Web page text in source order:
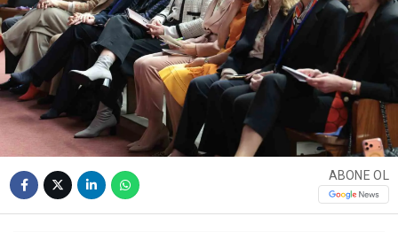
ABONE OL